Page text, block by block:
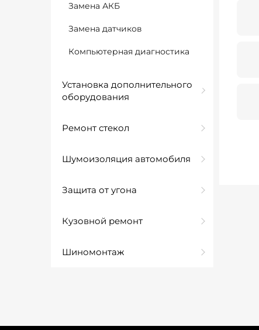
Замена АКБ
Замена датчиков
Компьютерная диагностика
Установка дополнительного
оборудования
Ремонт стекол
Шумоизоляция автомобиля
Защита от угона
Кузовной ремонт
Шиномонтаж